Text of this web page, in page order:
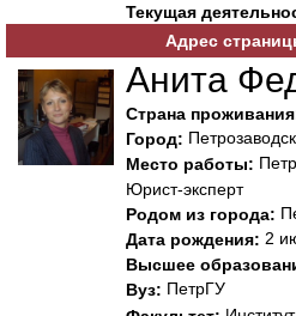
Текущая
Адрес
Анита
Страна
Город: Петрозаводск
Место работы:
Юрист-эксперт
Родом из города:
Дата рождения: 2
Высшее
Вуз: ПетрГУ